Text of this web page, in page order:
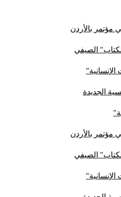
مؤتمر بالأردن
الصيفي
الجديدة
مؤتمر بالأردن
الصيفي